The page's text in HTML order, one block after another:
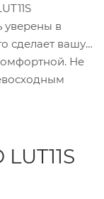
уверены в
сделает вашу
Не